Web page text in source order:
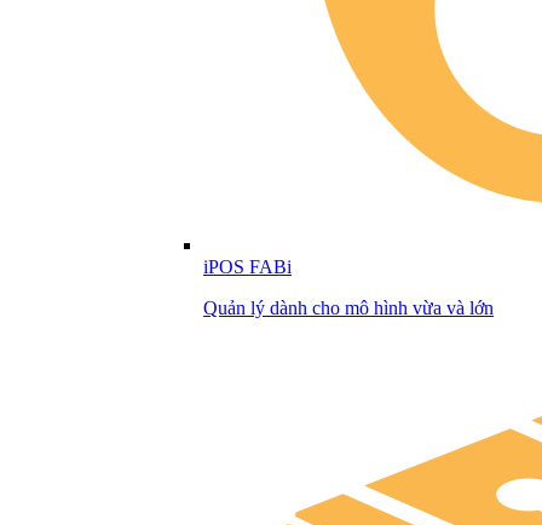
iPOS FABi
Quản lý dành cho mô hình vừa và lớn